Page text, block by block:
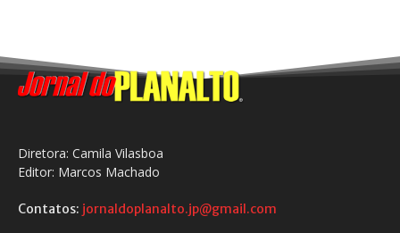
Diretora: Camila Vilasboa
Editor: Marcos Machado
Contatos: jornaldoplanalto.jp@gmail.com